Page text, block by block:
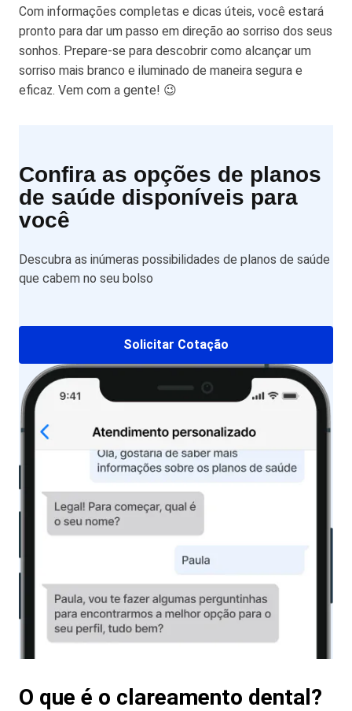
Com informações completas e dicas úteis, você estará
pronto para dar um passo em direção ao sorriso dos seus
sonhos. Prepare-se para descobrir como alcançar um
sorriso mais branco e iluminado de maneira segura e
eficaz. Vem com a gente! 😉
Confira as opções de planos
de saúde disponíveis para
você
Descubra as inúmeras possibilidades de planos de saúde
que cabem no seu bolso
Solicitar Cotação
O que é o clareamento dental?